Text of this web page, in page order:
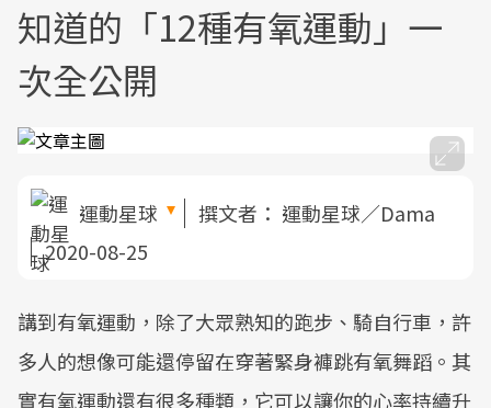
知道的「12種有氧運動」一
次全公開
運動星球 撰文者： 運動星球／Dama
2020-08-25
講到有氧運動，除了大眾熟知的跑步、騎自行車，許
多人的想像可能還停留在穿著緊身褲跳有氧舞蹈。其
實有氧運動還有很多種類，它可以讓你的心率持續升